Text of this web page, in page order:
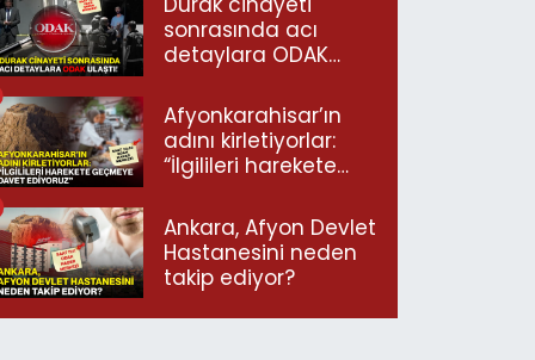
sonrasında acı
detaylara ODAK
Afyonkarahisar’ın
adını kirletiyorlar:
“İlgilileri harekete
ediyoruz”
Ankara, Afyon Devlet
Hastanesini neden
takip ediyor?